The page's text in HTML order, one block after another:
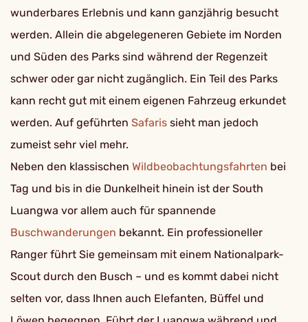
wunderbares Erlebnis und kann ganzjährig besucht
werden. Allein die abgelegeneren Gebiete im Norden
und Süden des Parks sind während der Regenzeit
schwer oder gar nicht zugänglich. Ein Teil des Parks
kann recht gut mit einem eigenen Fahrzeug erkundet
werden. Auf geführten Safaris sieht man jedoch
zumeist sehr viel mehr.
Neben den klassischen Wildbeobachtungsfahrten bei
Tag und bis in die Dunkelheit hinein ist der South
Luangwa vor allem auch für spannende
Buschwanderungen bekannt. Ein professioneller
Ranger führt Sie gemeinsam mit einem Nationalpark-
Scout durch den Busch – und es kommt dabei nicht
selten vor, dass Ihnen auch Elefanten, Büffel und